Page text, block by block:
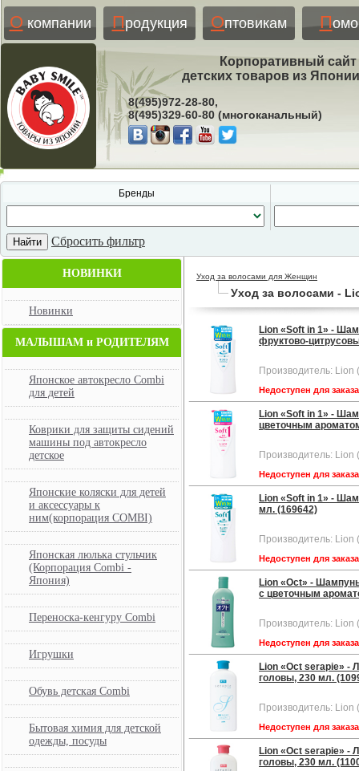
Окомпании Продукция Оптовикам П
Корпоративный
детских товаров из
8(495)972-28-80,
8(495)329-60-80 (многоканальный)
Бренды
Сбросить фильтр
НОВИНКИ
Новинки
МАЛЫШАМ и РОДИТЕЛЯМ
Японское автокресло Combi
для детей
Коврики для защиты сидений
машины под автокресло
детское
Японские коляски для детей
и аксессуары к
ним(корпорация COMBI)
Японская люлька стульчик
(Корпорация Combi -
Япония)
Переноска-кенгуру Combi
Игрушки
Обувь детская Combi
Бытовая химия для детской
одежды, посуды
Уход за волосами для Женщин
Уход за волосами -
Lion «Soft in 1» -
фруктово-
Производитель: Lion
Недоступен для
Lion «Soft in 1» -
цветочным
Производитель: Lion
Недоступен для
Lion «Soft in 1» -
мл. (169642)
Производитель: Lion
Недоступен для
Lion «Oct» -
с цветочным
Производитель: Lion
Недоступен для
Lion «Oct serapie» -
головы, 230 мл.
Производитель: Lion
Недоступен для
Lion «Oct serapie» -
головы, 230 мл.